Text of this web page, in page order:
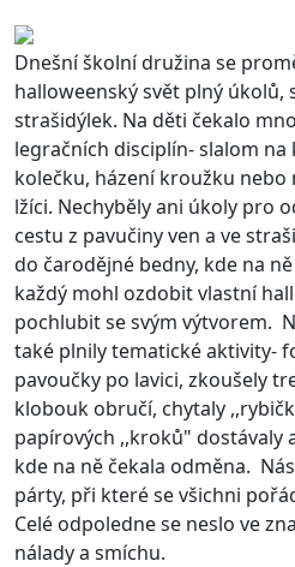
Dnešní školní družina se
halloweenský svět plný úkolů,
strašidýlek. Na děti čekalo
legračních disciplín- slalom na
kolečku, házení kroužku nebo
lžíci. Nechyběly ani úkoly pro
cestu z pavučiny ven a ve
do čarodějné bedny, kde na
každý mohl ozdobit vlastní
pochlubit se svým výtvorem.
také plnily tematické aktivity-
pavoučky po lavici, zkoušely
klobouk obručí, chytaly
papírových ,,kroků" dostávaly
kde na ně čekala odměna.
párty, při které se všichni
Celé odpoledne se neslo ve
nálady a smíchu.